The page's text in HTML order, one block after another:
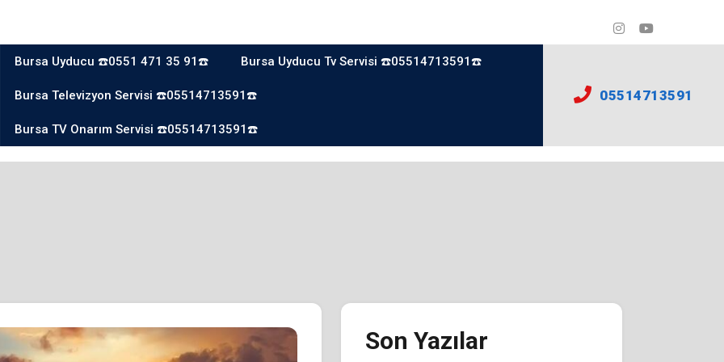
Bursa Uyducu ☎️0551 471 35 91☎️
Bursa Uyducu Tv Servisi ☎️05514713591☎️
Bursa Televizyon Servisi ☎️05514713591☎️
Bursa TV Onarım Servisi ☎️05514713591☎️
05514713591
Son Yazılar